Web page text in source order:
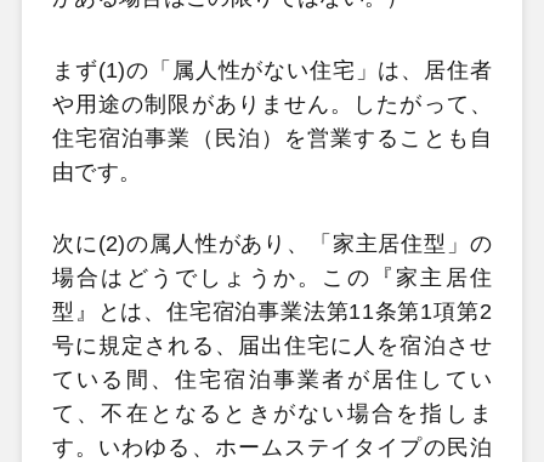
まず(1)の「属人性がない住宅」は、居住者
や用途の制限がありません。したがって、
住宅宿泊事業（民泊）を営業することも自
由です。
次に(2)の属人性があり、「家主居住型」の
場合はどうでしょうか。この『家主居住
型』とは、住宅宿泊事業法第11条第1項第2
号に規定される、届出住宅に人を宿泊させ
ている間、住宅宿泊事業者が居住してい
て、不在となるときがない場合を指しま
す。いわゆる、ホームステイタイプの民泊